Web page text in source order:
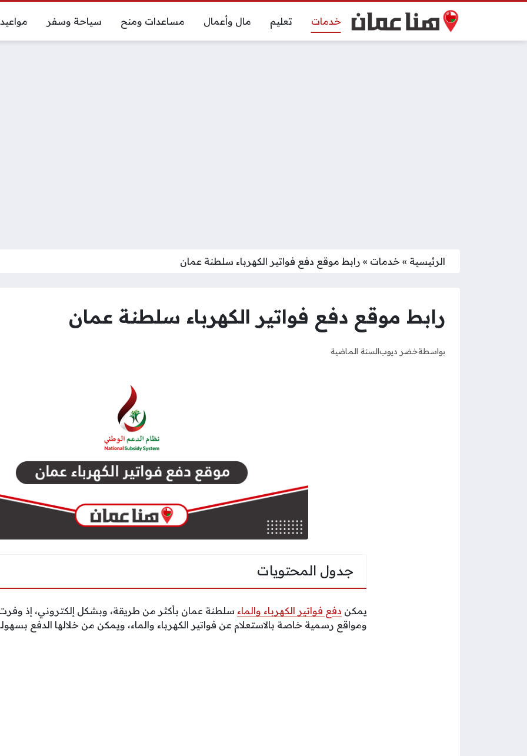
خدمات تعليم مال وأعمال مساعدات ومنح سياحة وسفر مواعيد
الرئيسية » خدمات » رابط موقع دفع فواتير الكهرباء سلطنة عمان
رابط موقع دفع فواتير الكهرباء سلطنة عمان
بواسطةخضر ديوبالسنة الماضية
جدول المحتويات
يمكن دفع فواتير الكهرباء والماء سلطنة عمان بأكثر من طريقة، وبشكل إلكتروني، إذ
ومواقع رسمية خاصة بالاستعلام عن فواتير الكهرباء والماء، ويمكن من خلالها الدفع